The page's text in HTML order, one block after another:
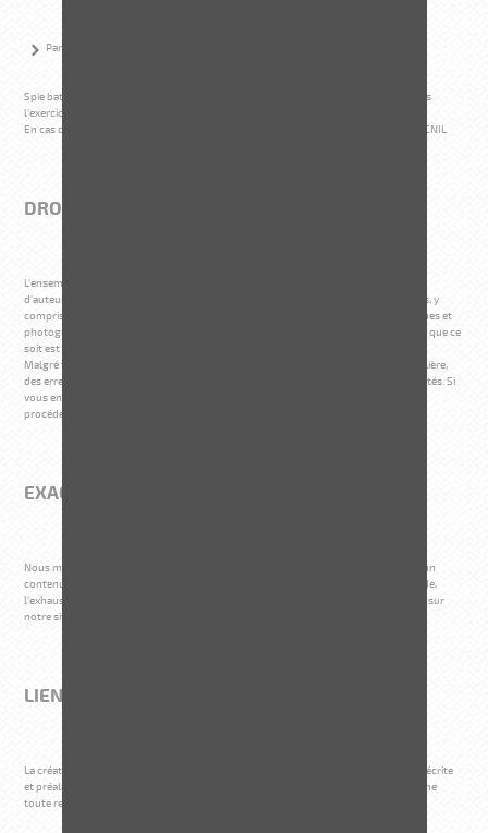
Par voie électronique : contact.cife@etpo.fr
Spie batignolles ETPO adressera une réponse dans un délai maximal de 1 mois après
l’exercice du droit.
En cas de réponse non satisfaisante, la personne concernée à la faculté de saisir la CNIL
DROIT D'AUTEUR
L'ensemble de ce site relève de la législation française et internationale sur le droit
d'auteur et la propriété intellectuelle. Tous les droits de reproduction sont réservés, y
compris pour les documents téléchargeables et les représentations iconographiques et
photographiques. La reproduction de tout ou partie de ce site sur quelque support que ce
soit est formellement interdite sauf notre autorisation expresse.
Malgré tous les soins apportés à la réalisation de ce site et à son actualisation régulière,
des erreurs peuvent s'être glissées dans les informations et/ou documents présentés. Si
vous en constatez n'hésitez pas à nous le faire savoir en nous contactant, nous
procéderons aux rectifications correspondantes.
EXACTITUDE DE L'INFORMATION
Nous mettons tous les moyens disponibles en œuvre afin d'offrir aux internautes un
contenu de qualité sur son site. Cependant, nous ne garantissons pas la complétude,
l'exhaustivité et l'exactitude du contenu des informations et des services proposés sur
notre site.
LIENS HYPERTEXTES VERS D'AUTRES SITES
La création de liens hypertextes vers le Site ne peut être faite qu'avec l'autorisation écrite
et préalable de La Société qui pourra être révoquée à tout moment. La Société décline
toute responsabilité concernant le contenu des sites liés au Site.